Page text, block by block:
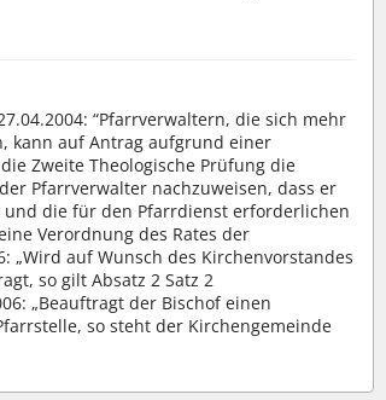
“Pfarrverwaltern, die sich mehr
kann auf Antrag aufgrund einer
Zweite Theologische Prüfung die
Pfarrverwalter nachzuweisen, dass er
die für den Pfarrdienst erforderlichen
Verordnung des Rates der
„Wird auf Wunsch des Kirchenvorstandes
so gilt Absatz 2 Satz 2
„Beauftragt der Bischof einen
so steht der Kirchengemeinde